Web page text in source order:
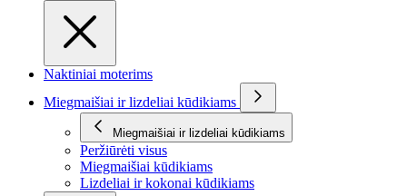
Naktiniai moterims
Miegmaišiai ir lizdeliai kūdikiams
Miegmaišiai ir lizdeliai kūdikiams
Peržiūrėti visus
Miegmaišiai kūdikiams
Lizdeliai ir kokonai kūdikiams